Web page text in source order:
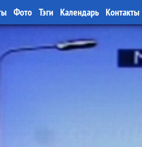
Фото Тэги Календарь Контакты